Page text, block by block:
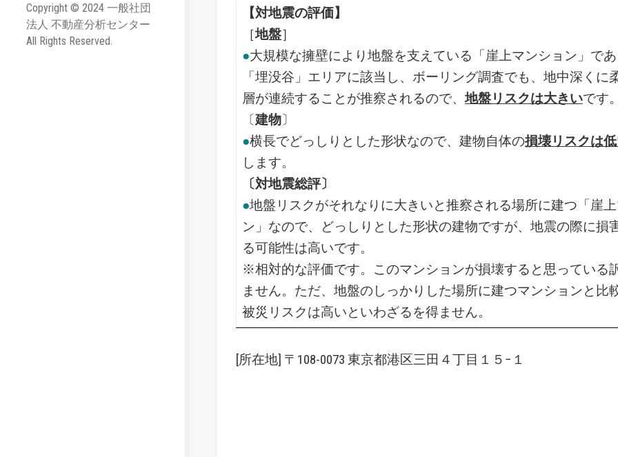
Copyright © 2024 一般社団
法人 不動産分析センター
All Rights Reserved.
【対地震の評価】
［地盤］
●大規模な擁壁により地盤を支えている「崖上マンション」で
「埋没谷」エリアに該当し、ボーリング調査でも、地中深くに
層が連続することが推察されるので、地盤リスクは大きいです
〔建物〕
●横長でどっしりとした形状なので、建物自体の損壊リスクは
します。
〔対地震総評〕
●地盤リスクがそれなりに大きいと推察される場所に建つ「崖
ン」なので、どっしりとした形状の建物ですが、地震の際に損
る可能性は高いです。
※相対的な評価です。このマンションが損壊すると思っている
ません。ただ、地盤のしっかりした場所に建つマンションと比
被災リスクは高いといわざるを得ません。
[所在地] 〒108-0073 東京都港区三田４丁目１５−１